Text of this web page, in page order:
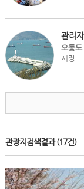
관리
오동도
시장..
관광지검색결과(17건)